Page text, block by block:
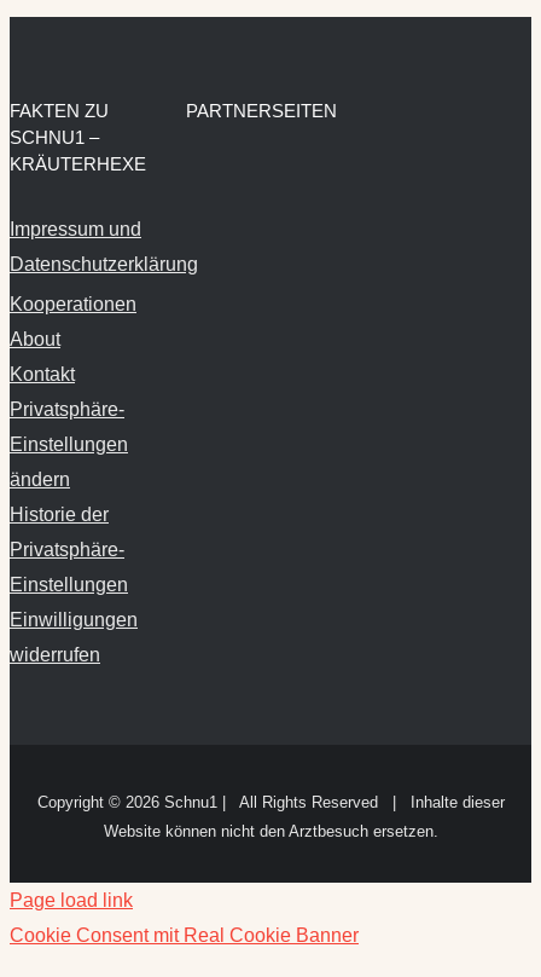
FAKTEN ZU
SCHNU1 –
KRÄUTERHEXE
Impressum und
Datenschutzerklärung
Kooperationen
About
Kontakt
Privatsphäre-
Einstellungen
ändern
Historie der
Privatsphäre-
Einstellungen
Einwilligungen
widerrufen
PARTNERSEITEN
Copyright © 2026 Schnu1 | All Rights Reserved | Inhalte dieser
Website können nicht den Arztbesuch ersetzen.
Page load link
Cookie Consent mit Real Cookie Banner